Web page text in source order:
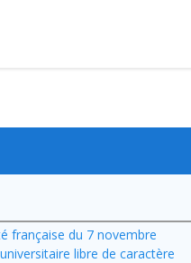
française du 7 novembre
libre de caractère